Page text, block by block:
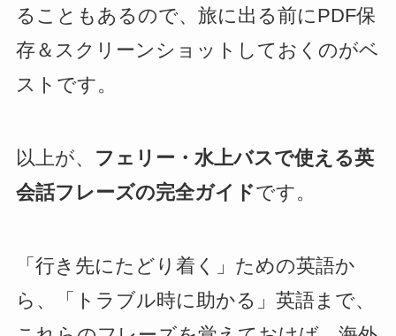
ることもあるので、旅に出る前にPDF保
存＆スクリーンショットしておくのがベ
ストです。
以上が、 フェリー・水上バスで使える英
会話フレーズの完全ガイドです。
「行き先にたどり着く」ための英語か
ら、「トラブル時に助かる」英語まで、